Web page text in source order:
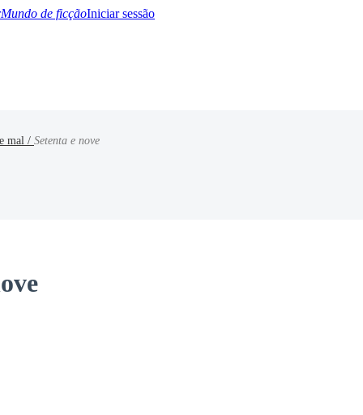
Mundo de ficçãoIniciar sessão
mal / Setenta e nove